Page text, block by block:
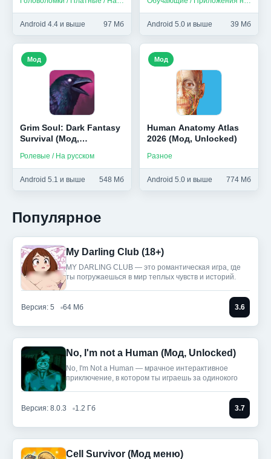
Android 4.4 и выше 97 Мб
Unlocked)
Android 5.0 и выше 39 Мб
Grim Soul: Dark Fantasy
Survival (Мод,
Ролевые / На русском
Android 5.1 и выше 548 Мб
Мод
Human Anatomy Atlas
2026 (Мод, Unlocked)
Разное
Android 5.0 и выше 774 Мб
Мод
Популярное
My Darling Club (18+)
MY DARLING CLUB — это романтическая игра, где
ты погружаешься в мир теплых чувств и историй.
Версия: 5 64 Мб 3.6
No, I'm not a Human (Мод, Unlocked)
No, I'm Not a Human — мрачное интерактивное
приключение, в котором ты играешь за одинокого
Версия: 8.0.3 1.2 Гб 3.7
Cell Survivor (Мод меню)